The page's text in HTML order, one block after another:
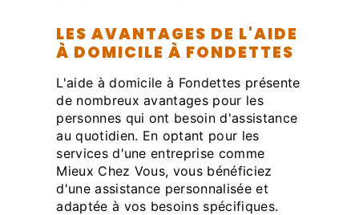
LES AVANTAGES DE L'AIDE
À DOMICILE À FONDETTES
L'aide à domicile à Fondettes présente
de nombreux avantages pour les
personnes qui ont besoin d'assistance
au quotidien. En optant pour les
services d'une entreprise comme
Mieux Chez Vous, vous bénéficiez
d'une assistance personnalisée et
adaptée à vos besoins spécifiques.